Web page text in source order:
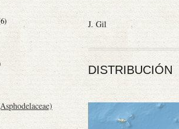
J. Gil
DISTRIBUCIÓN